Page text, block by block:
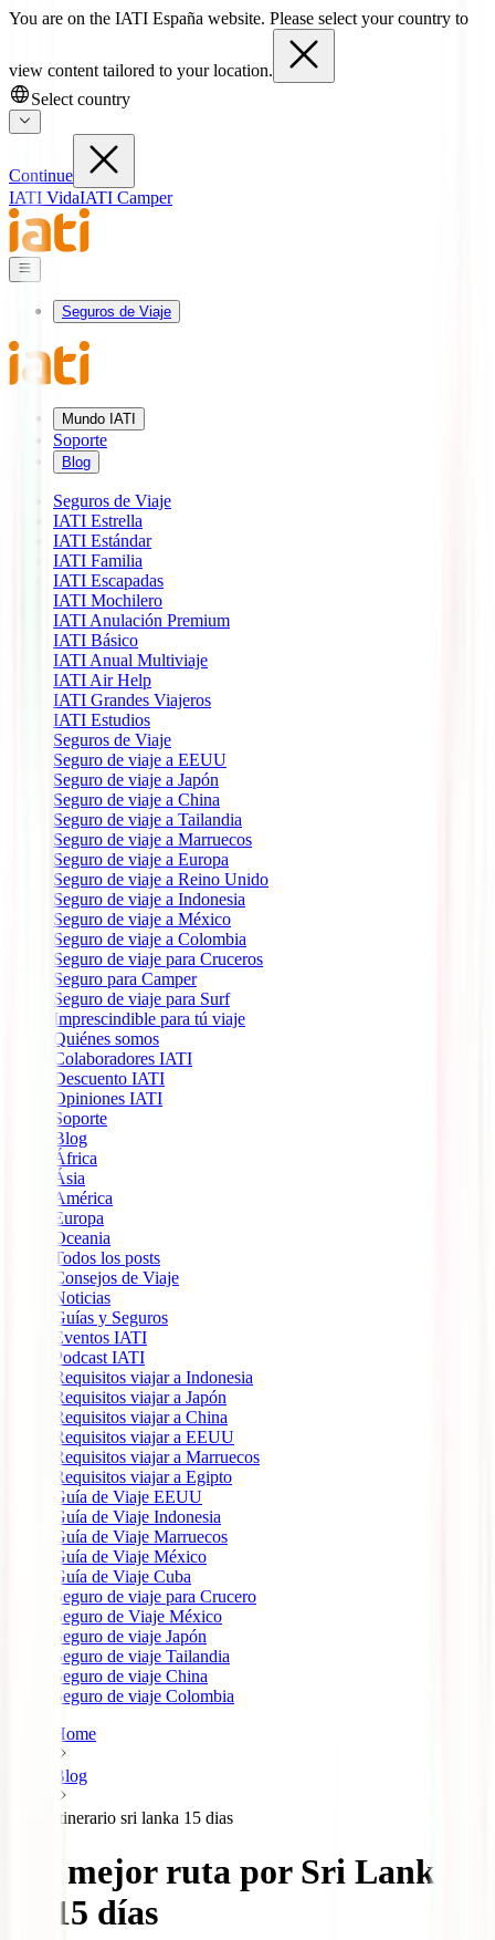
You are on the IATI España website. Please select your country to
view content tailored to your location.
Select country
Continue
IATI VidaIATI Camper
Seguros de Viaje
Mundo IATI
Soporte
Blog
Seguros de Viaje
IATI Estrella
IATI Estándar
IATI Familia
IATI Escapadas
IATI Mochilero
IATI Anulación Premium
IATI Básico
IATI Anual Multiviaje
IATI Air Help
IATI Grandes Viajeros
IATI Estudios
Seguros de Viaje
Seguro de viaje a EEUU
Seguro de viaje a Japón
Seguro de viaje a China
Seguro de viaje a Tailandia
Seguro de viaje a Marruecos
Seguro de viaje a Europa
Seguro de viaje a Reino Unido
Seguro de viaje a Indonesia
Seguro de viaje a México
Seguro de viaje a Colombia
Seguro de viaje para Cruceros
Seguro para Camper
Seguro de viaje para Surf
Imprescindible para tú viaje
Quiénes somos
Colaboradores IATI
Descuento IATI
Opiniones IATI
Soporte
Blog
África
Ásia
América
Europa
Oceania
Todos los posts
Consejos de Viaje
Noticias
Guías y Seguros
Eventos IATI
Podcast IATI
Requisitos viajar a Indonesia
Requisitos viajar a Japón
Requisitos viajar a China
Requisitos viajar a EEUU
Requisitos viajar a Marruecos
Requisitos viajar a Egipto
Guía de Viaje EEUU
Guía de Viaje Indonesia
Guía de Viaje Marruecos
Guía de Viaje México
Guía de Viaje Cuba
Seguro de viaje para Crucero
Seguro de Viaje México
Seguro de viaje Japón
Seguro de viaje Tailandia
Seguro de viaje China
Seguro de viaje Colombia
Home
Blog
Itinerario sri lanka 15 dias
La mejor ruta por Sri Lanka
en 15 días